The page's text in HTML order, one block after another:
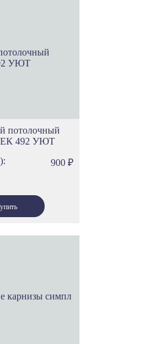
потолочный
492 УЮТ
900 ₽